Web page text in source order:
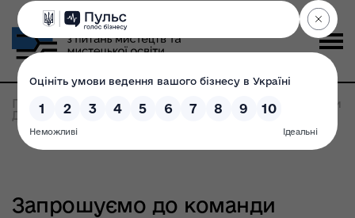
Головна Всі новини >
Запрошуємо до команди
Держмистецтв
Запрошуємо до команди